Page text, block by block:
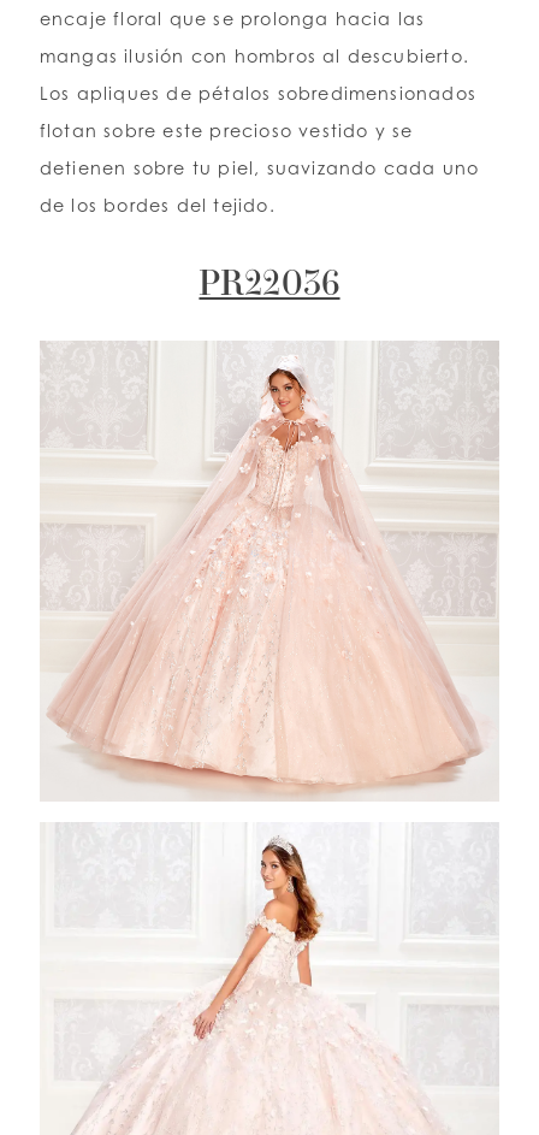
encaje floral que se prolonga hacia las
mangas ilusión con hombros al descubierto.
Los apliques de pétalos sobredimensionados
flotan sobre este precioso vestido y se
detienen sobre tu piel, suavizando cada uno
de los bordes del tejido.
PR22036